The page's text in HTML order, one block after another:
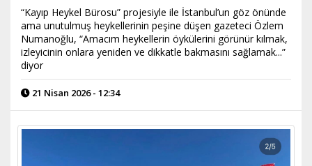
“Kayıp Heykel Bürosu” projesiyle ile İstanbul’un göz önünde
ama unutulmuş heykellerinin peşine düşen gazeteci Özlem
Numanoğlu, “Amacım heykellerin öykülerini görünür kılmak,
izleyicinin onlara yeniden ve dikkatle bakmasını sağlamak...”
diyor
21 Nisan 2026 - 12:34